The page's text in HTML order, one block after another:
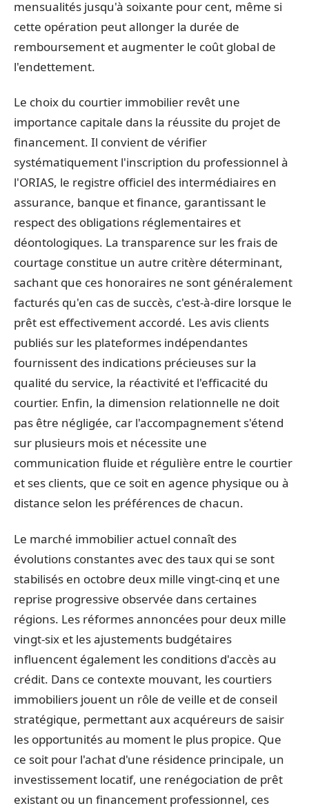
mensualités jusqu'à soixante pour cent, même si
cette opération peut allonger la durée de
remboursement et augmenter le coût global de
l'endettement.
Le choix du courtier immobilier revêt une
importance capitale dans la réussite du projet de
financement. Il convient de vérifier
systématiquement l'inscription du professionnel à
l'ORIAS, le registre officiel des intermédiaires en
assurance, banque et finance, garantissant le
respect des obligations réglementaires et
déontologiques. La transparence sur les frais de
courtage constitue un autre critère déterminant,
sachant que ces honoraires ne sont généralement
facturés qu'en cas de succès, c'est-à-dire lorsque le
prêt est effectivement accordé. Les avis clients
publiés sur les plateformes indépendantes
fournissent des indications précieuses sur la
qualité du service, la réactivité et l'efficacité du
courtier. Enfin, la dimension relationnelle ne doit
pas être négligée, car l'accompagnement s'étend
sur plusieurs mois et nécessite une
communication fluide et régulière entre le courtier
et ses clients, que ce soit en agence physique ou à
distance selon les préférences de chacun.
Le marché immobilier actuel connaît des
évolutions constantes avec des taux qui se sont
stabilisés en octobre deux mille vingt-cinq et une
reprise progressive observée dans certaines
régions. Les réformes annoncées pour deux mille
vingt-six et les ajustements budgétaires
influencent également les conditions d'accès au
crédit. Dans ce contexte mouvant, les courtiers
immobiliers jouent un rôle de veille et de conseil
stratégique, permettant aux acquéreurs de saisir
les opportunités au moment le plus propice. Que
ce soit pour l'achat d'une résidence principale, un
investissement locatif, une renégociation de prêt
existant ou un financement professionnel, ces